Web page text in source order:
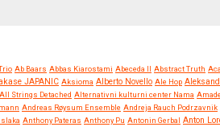
Ab Baars Abbas Kiarostami Abeceda II Abstract Truth
JAPANIC Aksioma Alberto Novello Ale Hop
All Strings Detached Alternativni kulturni center Nama
Andreas Røysum Ensemble Andreja Rauch Podrzavnik
Anthony Pateras Anthony Pu Antonin Gerbal Anton